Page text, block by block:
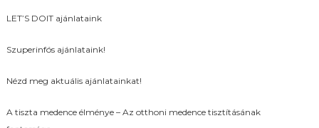
LET’S DOIT ajánlataink
Szuperinfós ajánlataink!
Nézd meg aktuális ajánlatainkat!
A tiszta medence élménye – Az otthoni medence tisztításának